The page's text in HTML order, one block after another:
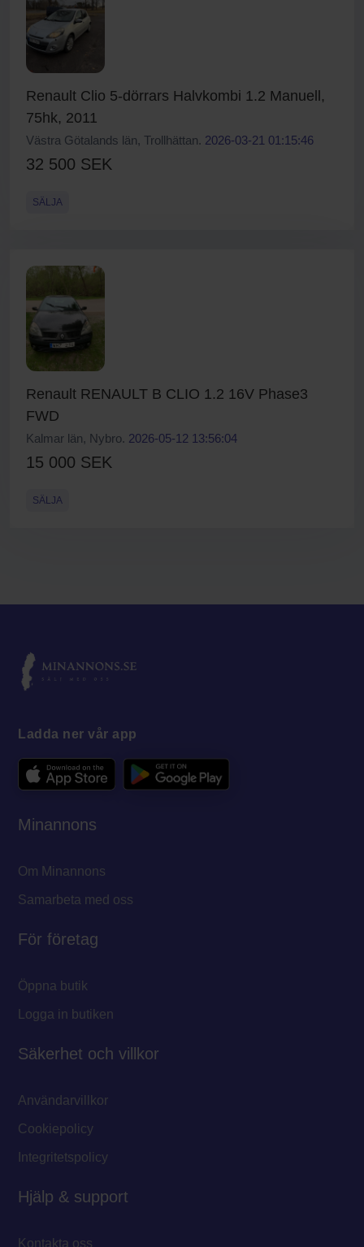
Renault Clio 5-dörrars Halvkombi 1.2 Manuell,
75hk, 2011
Västra Götalands län, Trollhättan. 2026-03-21 01:15:46
32 500 SEK
SÄLJA
Renault RENAULT B CLIO 1.2 16V Phase3
FWD
Kalmar län, Nybro. 2026-05-12 13:56:04
15 000 SEK
SÄLJA
Ladda ner vår app
Minannons
Om Minannons
Samarbeta med oss
För företag
Öppna butik
Logga in butiken
Säkerhet och villkor
Användarvillkor
Cookiepolicy
Integritetspolicy
Hjälp & support
Kontakta oss